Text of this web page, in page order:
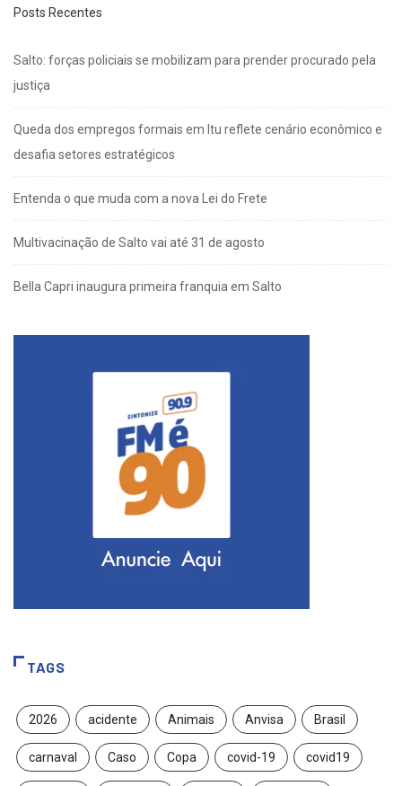
Posts Recentes
Salto: forças policiais se mobilizam para prender procurado pela
justiça
Queda dos empregos formais em Itu reflete cenário econômico e
desafia setores estratégicos
Entenda o que muda com a nova Lei do Frete
Multivacinação de Salto vai até 31 de agosto
Bella Capri inaugura primeira franquia em Salto
TAGS
2026 acidente Animais Anvisa Brasil
carnaval Caso Copa covid-19 covid19